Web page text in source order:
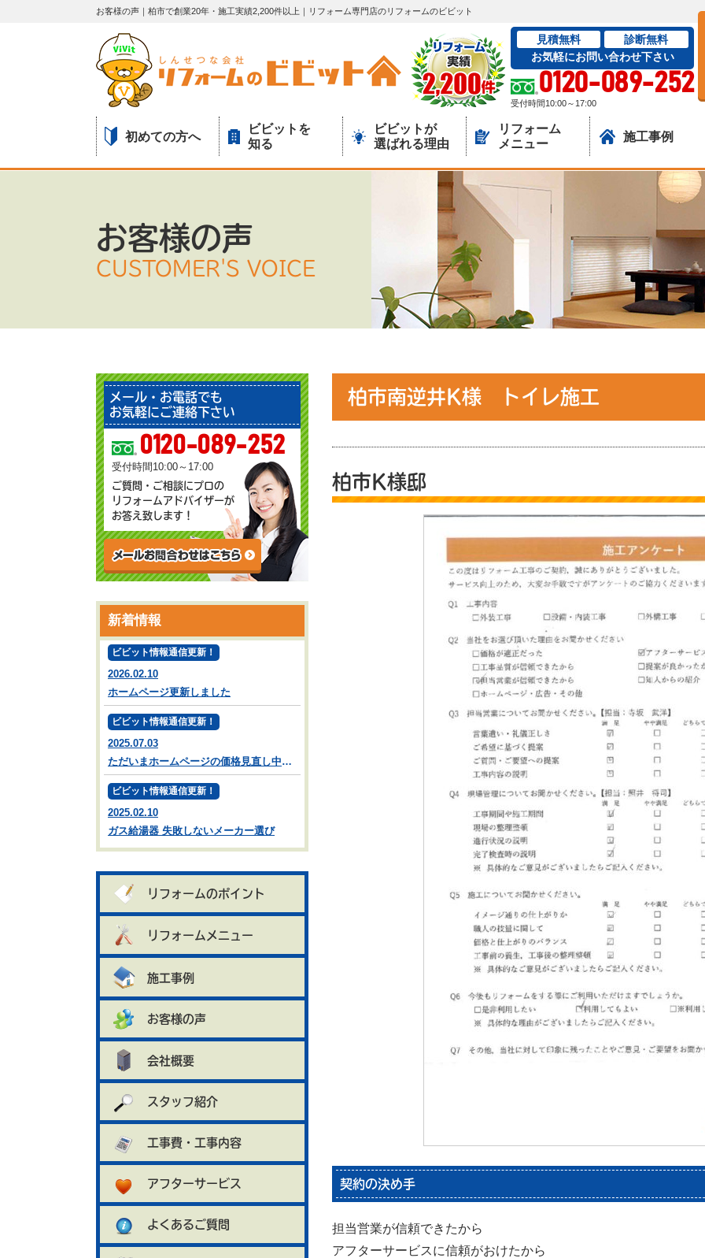
お客様の声｜柏市で創業20年・施工実績2,200件以上｜リフォーム専門店のリフォームのビビット
見積無料
診断無料
お気軽にお問い合わせ下さい
0120-089-252
受付時間10:00～17:00
初めての方へ
ビビットを
知る
ビビットが
選ばれる理由
リフォーム
メニュー
施工事例
お客様の声
CUSTOMER'S VOICE
柏市南逆井K様 トイレ施工
柏市K様邸
契約の決め手
担当営業が信頼できたから
アフターサービスに信頼がおけたから
メール・お電話でも
お気軽にご連絡下さい
0120-089-252
受付時間10:00～17:00
ご質問・ご相談にプロの
リフォームアドバイザーが
お答え致します！
新着情報
ビビット情報通信更新！
2026.02.10
ホームページ更新しました
ビビット情報通信更新！
2025.07.03
ただいまホームページの価格見直し中です。
ビビット情報通信更新！
2025.02.10
ガス給湯器 失敗しないメーカー選び
リフォームのポイント
リフォームメニュー
施工事例
お客様の声
会社概要
スタッフ紹介
工事費・工事内容
アフターサービス
よくあるご質問